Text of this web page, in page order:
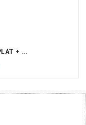
COUSSIN MANUCURE PLAT + HOUSSE BLANC